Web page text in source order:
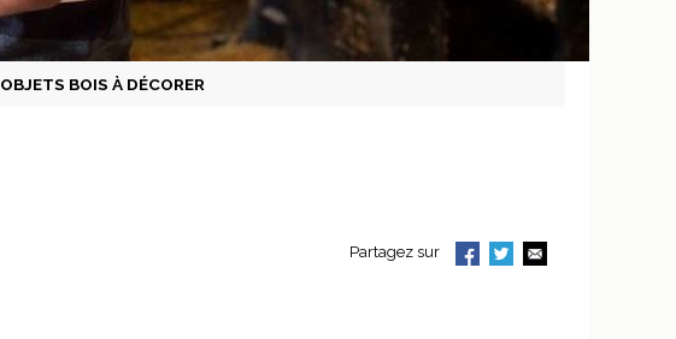
OBJETS BOIS À DÉCORER
Partagez sur